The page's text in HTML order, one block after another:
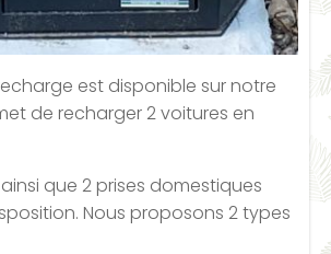
est disponible sur notre
de recharger 2 voitures en
que 2 prises domestiques
Nous proposons 2 types